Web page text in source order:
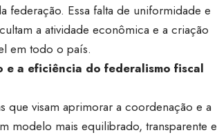
federação. Essa falta de uniformidade e
a atividade econômica e a criação
em todo o país.
e a eficiência do federalismo fiscal
que visam aprimorar a coordenação e a
modelo mais equilibrado, transparente e